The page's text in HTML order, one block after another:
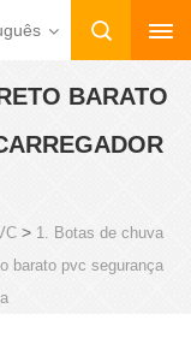
BARATO
> 1. Botas de chuva
barato pvc segurança